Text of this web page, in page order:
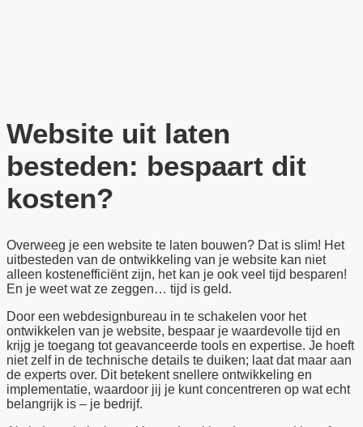
Website uit laten
besteden: bespaart dit
kosten?
Overweeg je een website te laten bouwen? Dat is slim! Het
uitbesteden van de ontwikkeling van je website kan niet
alleen kostenefficiënt zijn, het kan je ook veel tijd besparen!
En je weet wat ze zeggen… tijd is geld.
Door een webdesignbureau in te schakelen voor het
ontwikkelen van je website, bespaar je waardevolle tijd en
krijg je toegang tot geavanceerde tools en expertise. Je hoeft
niet zelf in de technische details te duiken; laat dat maar aan
de experts over. Dit betekent snellere ontwikkeling en
implementatie, waardoor jij je kunt concentreren op wat echt
belangrijk is – je bedrijf.